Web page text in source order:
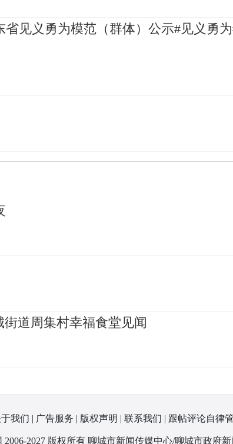
省见义勇为模范（群体）公示#见义勇
道周集村幸福食堂见闻
我们 | 广告服务 | 版权声明 | 联系我们 | 跟帖评论自律
2006-2027 版权所有 聊城市新闻传媒中心/聊城市政府